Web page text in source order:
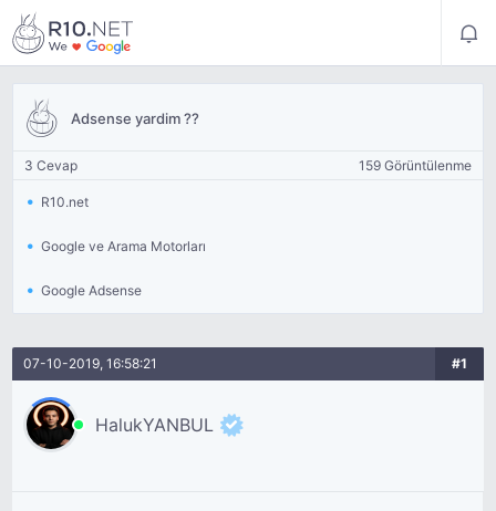
Adsense yardim ??
3 Cevap 159 Görüntülenme
R10.net
Google ve Arama Motorları
Google Adsense
07-10-2019, 16:58:21 #1
HalukYANBUL